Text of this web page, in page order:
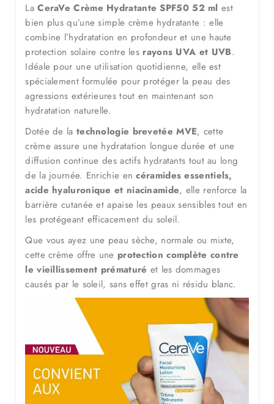
LaCeraVe Crème Hydratante SPF50 52 ml est
bien plus qu’une simple crème hydratante : elle
combine l’hydratation en profondeur et une haute
protection solaire contre les rayons UVA et UVB.
Idéale pour une utilisation quotidienne, elle est
spécialement formulée pour protéger la peau des
agressions extérieures tout en maintenant son
hydratation naturelle.
Dotée de la technologie brevetée MVE, cette
crème assure une hydratation longue durée et une
diffusion continue des actifs hydratants tout au long
de la journée. Enrichie encéramides essentiels,
acide hyaluronique et niacinamide, elle renforce la
barrière cutanée et apaise les peaux sensibles tout en
les protégeant efficacement du soleil.
Que vous ayez une peau sèche, normale ou mixte,
cette crème offre une protection complète contre
le vieillissement prématuré et les dommages
causés par le soleil, sans effet gras ni résidu blanc.